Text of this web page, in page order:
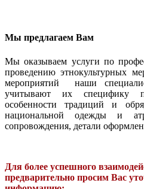
Мы предлагаем Вам
Мы оказываем услуги по
проведению этнокультурных
мероприятий наши
учитывают их специфику
особенности традиций и
национальной одежды и
сопровождения, детали
Для более успешного
предварительно просим Вас